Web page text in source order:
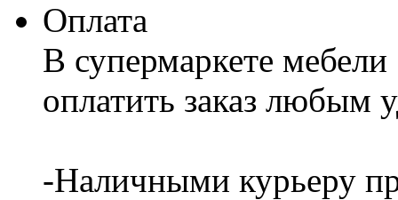
Оплата
В супермаркете
оплатить заказ любым
-Наличными курьеру